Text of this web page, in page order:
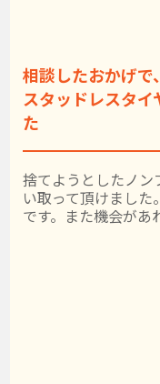
相談したおかげで
スタッドレスタ
た
捨てようとしたノ
い取って頂けまし
です。また機会があ